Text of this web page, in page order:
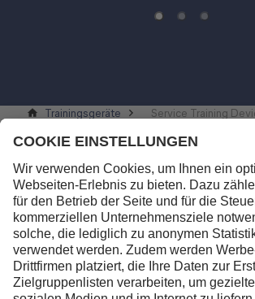
Trainingsgeräte Service Training
Kontakt
Lufthansa Aviation Training GmbH
LabCampus 48